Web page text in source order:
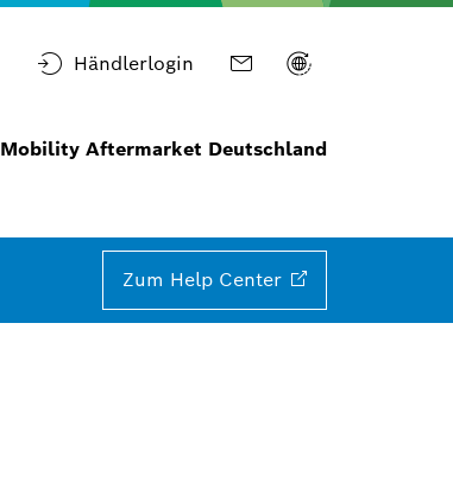
Händlerlogin
Mobility Aftermarket Deutschland
Zum Help Center